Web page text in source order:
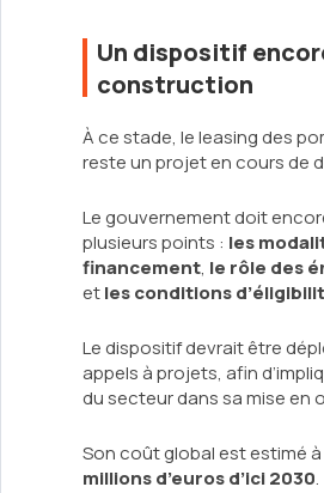
Un dispositif
construction
À ce stade, le leasing des
reste un projet en cours de
Le gouvernement doit
plusieurs points : les
financement, le rôle des
etles conditions
Le dispositif devrait être
appels à projets, afin
du secteur dans sa mise en
Son coût global est estimé
millions d’euros d’ici 2030.